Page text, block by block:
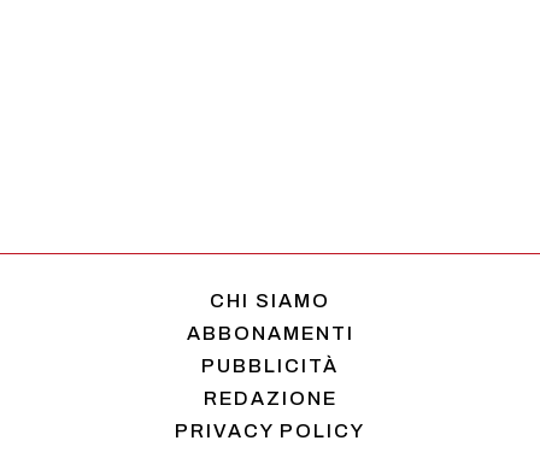
CHI SIAMO
ABBONAMENTI
PUBBLICITÀ
REDAZIONE
PRIVACY POLICY